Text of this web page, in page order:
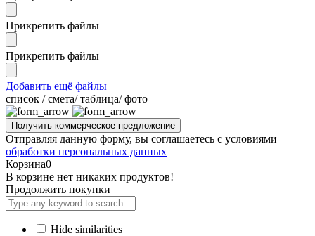
Прикрепить файлы
Прикрепить файлы
Добавить ещё файлы
cписок / смета/ таблица/ фото
Отправляя данную форму, вы соглашаетесь с условиями
обработки персональных данных
Корзина0
В корзине нет никаких продуктов!
Продолжить покупки
Hide similarities